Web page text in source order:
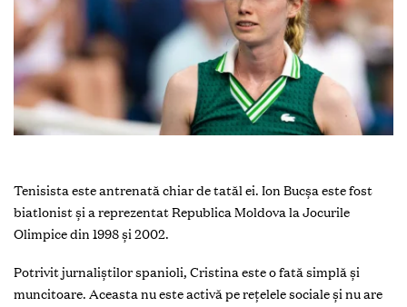
Tenisista este antrenată chiar de tatăl ei. Ion Bucșa este fost
biatlonist și a reprezentat Republica Moldova la Jocurile
Olimpice din 1998 și 2002.
Potrivit jurnaliștilor spanioli, Cristina este o fată simplă și
muncitoare. Aceasta nu este activă pe rețelele sociale și nu are